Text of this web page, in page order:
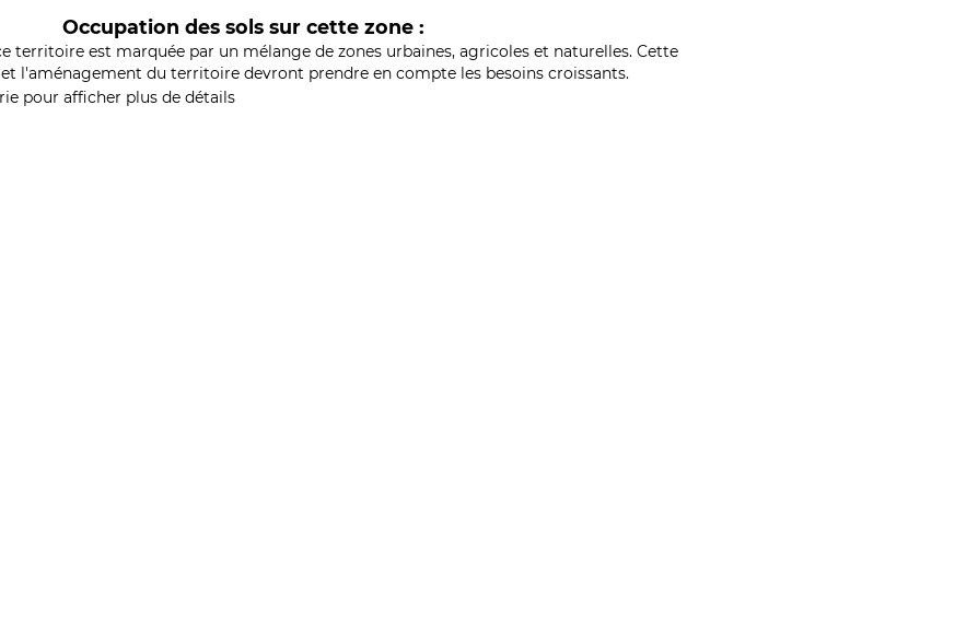
Occupation des sols sur cette zone :
territoire est marquée par un mélange de zones urbaines, agricoles et naturelles. Cette
l'aménagement du territoire devront prendre en compte les besoins croissants.
pour afficher plus de détails